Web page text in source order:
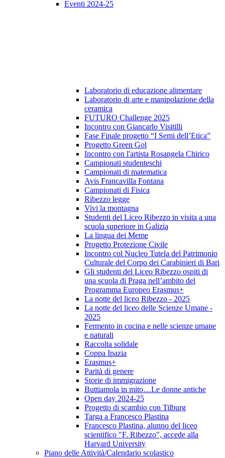
Eventi 2024-25
Laboratorio di educazione alimentare
Laboratorio di arte e manipolazione della
ceramica
FUTURO Challenge 2025
Incontro con Giancarlo Visitilli
Fase Finale progetto “I Semi dell’Etica”
Progetto Green Gol
Incontro con l'artista Rosangela Chirico
Campionati studenteschi
Campionati di matematica
Avis Francavilla Fontana
Campionati di Fisica
Ribezzo legge
Vivi la montagna
Studenti del Liceo Ribezzo in visita a una
scuola superiore in Galizia
La lingua dei Meme
Progetto Protezione Civile
Incontro col Nucleo Tutela del Patrimonio
Culturale del Corpo dei Carabinieri di Bari
Gli studenti del Liceo Ribezzo ospiti di
una scuola di Praga nell’ambito del
Programma Europeo Erasmus+
La notte del liceo Ribezzo - 2025
La notte del liceo delle Scienze Umane -
2025
Fermento in cucina e nelle scienze umane
e naturali
Raccolta solidale
Coppa Ipazia
Erasmus+
Parità di genere
Storie di immigrazione
Buttiamola in mito…Le donne antiche
Open day 2024-25
Progetto di scambio con Tilburg
Targa a Francesco Plastina
Francesco Plastina, alunno del liceo
scientifico "F. Ribezzo", accede alla
Harvard University
Piano delle Attività/Calendario scolastico